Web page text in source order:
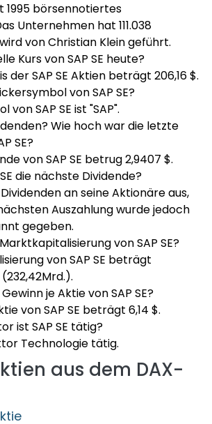
1995 börsennotiertes
Unternehmen hat 111.038
von Christian Klein geführt.
Kurs von SAP SE heute?
der SAP SE Aktien beträgt 206,16 $.
von SAP SE?
von SAP SE ist "SAP".
Wie hoch war die letzte
SE?
von SAP SE betrug 2,9407 $.
die nächste Dividende?
an seine Aktionäre aus,
Auszahlung wurde jedoch
gegeben.
von SAP SE?
von SAP SE beträgt
(232,42Mrd.).
je Aktie von SAP SE?
von SAP SE beträgt 6,14 $.
ist SAP SE tätig?
Technologie tätig.
aus dem DAX-